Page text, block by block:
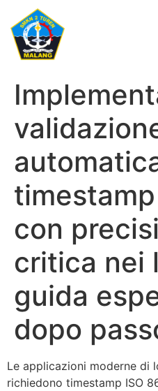
con
critica nei
guida
dopo
Le applicazioni moderne di
richiedono timestamp ISO